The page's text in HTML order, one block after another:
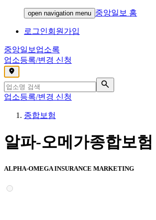
open navigation menu 중앙일보 홈
로그인회원가입
중앙일보 업소록
업소등록/변경 신청
,
업소등록/변경 신청
종합보험
알파-오메가종합보험
ALPHA-OMEGA INSURANCE MARKETING